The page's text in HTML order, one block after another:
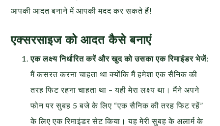
आपकी आदत बनाने में आपकी मदद कर सकते हैं!
एक्सरसाइज को आदत कैसे बनाएं
एक लक्ष्य निर्धारित करें और खुद को उसका एक रिमाइंडर भेजें:
मैं कसरत करना चाहता था क्योंकि मैं हमेशा एक सैनिक की
तरह फिट रहना चाहता था – यही मेरा लक्ष्य था। मैंने अपने
फोन पर सुबह 5 बजे के लिए “एक सैनिक की तरह फिट रहें”
के लिए एक रिमाइंडर सेट किया। यह मेरी सुबह के अलार्म के